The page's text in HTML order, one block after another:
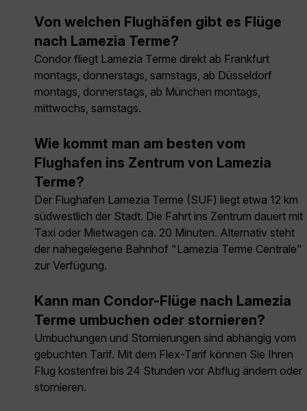
Von welchen Flughäfen gibt es Flüge
nach Lamezia Terme?
Condor fliegt Lamezia Terme direkt ab Frankfurt
montags, donnerstags, samstags, ab Düsseldorf
montags, donnerstags, ab München montags,
mittwochs, samstags.
Wie kommt man am besten vom
Flughafen ins Zentrum von Lamezia
Terme?
Der Flughafen Lamezia Terme (SUF) liegt etwa 12 km
südwestlich der Stadt. Die Fahrt ins Zentrum dauert mit
Taxi oder Mietwagen ca. 20 Minuten. Alternativ steht
der nahegelegene Bahnhof "Lamezia Terme Centrale"
zur Verfügung.
Kann man Condor-Flüge nach Lamezia
Terme umbuchen oder stornieren?
Umbuchungen und Stornierungen sind abhängig vom
gebuchten Tarif. Mit dem Flex-Tarif können Sie Ihren
Flug kostenfrei bis 24 Stunden vor Abflug ändern oder
stornieren.